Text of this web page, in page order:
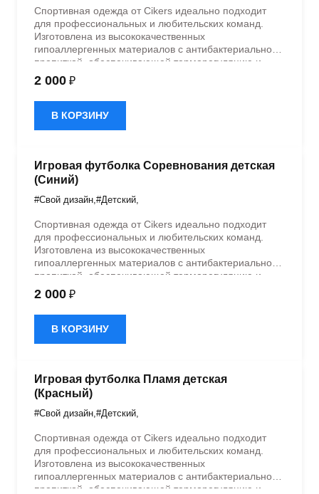
Спортивная одежда от Cikers идеально подходит
для профессиональных и любительских команд.
Изготовлена из высококачественных
гипоаллергенных материалов с антибактериальной
пропиткой, обеспечивающей терморегуляцию и
быстрое влагоотведение. Одежда обладает
эластичностью в 5 направлениях и стильным
дизайном.
2 000 ₽
В КОРЗИНУ
Игровая футболка Соревнования детская
(Синий)
#Свой дизайн #Детский
Спортивная одежда от Cikers идеально подходит
для профессиональных и любительских команд.
Изготовлена из высококачественных
гипоаллергенных материалов с антибактериальной
пропиткой, обеспечивающей терморегуляцию и
быстрое влагоотведение. Одежда обладает
эластичностью в 5 направлениях и стильным
дизайном.
2 000 ₽
В КОРЗИНУ
Игровая футболка Пламя детская
(Красный)
#Свой дизайн #Детский
Спортивная одежда от Cikers идеально подходит
для профессиональных и любительских команд.
Изготовлена из высококачественных
гипоаллергенных материалов с антибактериальной
пропиткой, обеспечивающей терморегуляцию и